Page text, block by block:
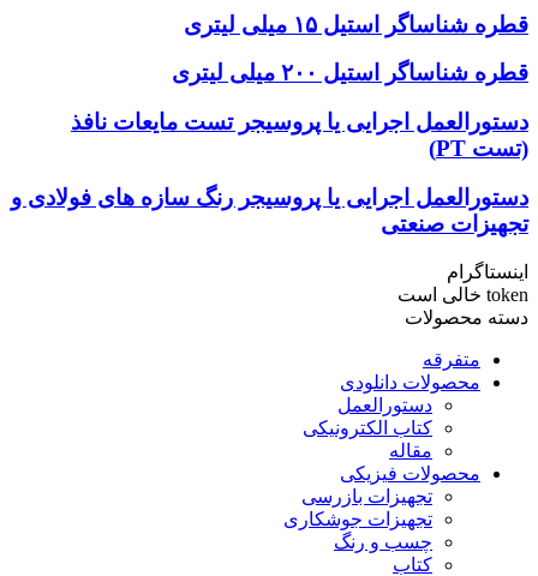
قطره شناساگر استیل ۱۵ میلی لیتری
قطره شناساگر استیل ۲۰۰ میلی لیتری
دستورالعمل اجرایی یا پروسیجر تست مایعات نافذ
(تست PT)
دستورالعمل اجرایی یا پروسیجر رنگ سازه های فولادی و
تجهیزات صنعتی
اینستاگرام
token خالی است
دسته محصولات
متفرقه
محصولات دانلودی
دستورالعمل
کتاب الکترونیکی
مقاله
محصولات فیزیکی
تجهیزات بازرسی
تجهیزات جوشکاری
چسب و رنگ
کتاب